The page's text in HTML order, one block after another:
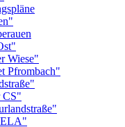
Wiese"
Pfrombach"
CS"
ELA"